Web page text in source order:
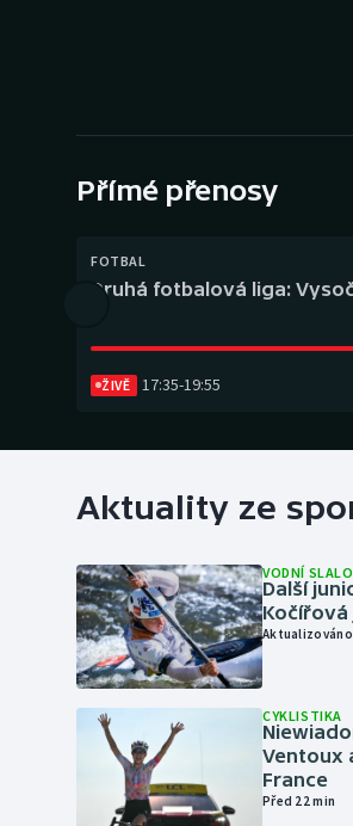
Přímé přenosy
FOTBAL
Druhá fotbalová liga:
ŽIVĚ 17:35-19:55
Aktuality ze
VODNÍ
Další
Kočířová
CYKLISTIKA
Ventoux
France
Před 22 min